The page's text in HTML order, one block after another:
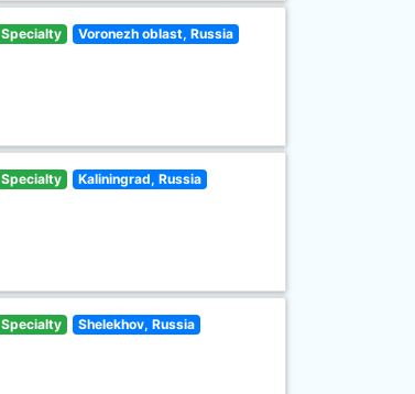
Specialty Voronezh oblast, Russia
Specialty Kaliningrad, Russia
Specialty Shelekhov, Russia